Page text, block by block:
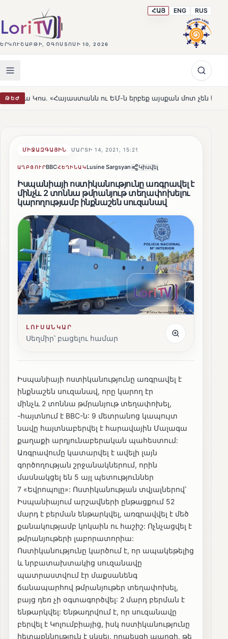
ԵՐԿՈՒՇԱԲԹԻ, ՕԳՈՍՏՈՍԻ 10, 2026
ՀԱՅ ENG RUS
ԹԵԺ ու ԵՄ-ն երբեք այսքան մոտ չեն եղել» HOT
ՄԻՋԱԶԳԱՅԻՆ ՄԱՐՏԻ 14, 2021, 15:21
ԱՂԲՅՈՒՐBBCՀԵՂԻՆԱԿLusine Sargsyan Կիսվել
Իսպանիայի ոստիկանությունը առգրավել է
մինչև 2 տոննա թմրանյութ տեղափոխելու
կարողությամբ ինքնաշեն սուզանավ
ԼՈՒՍԱՆԿԱՐ
Սեղմիր՝ բացելու համար
Իսպանիայի ոստիկանությունը առգրավել է
ինքնաշեն սուզանավ, որը կարող էր
մինչև 2 տոննա թմրանյութ տեղափոխել,
-հայտնում է BBC-ն: 9 մետրանոց կապույտ
նավը հայտնաբերվել է հարավային Մալագա
քաղաքի արդյունաբերական պահեստում:
Առգրավումը կատարվել է ավելի լայն
գործողության շրջանակներում, որին
մասնակցել են 5 այլ պետություններ
7 «Եվրոպոլը»: Ոստիկանության տվյալներով՝
Իսպանիայում արշավների ընթացքում 52
մարդ է բերման ենթարկվել, առգրավվել է մեծ
քանակությամբ կոկաին ու հաշիշ: Ոչնչացվել է
թմրանյութերի լաբորատորիա:
Ոստիկանությունը կարծում է, որ ապակեթելից
և նրբատախտակից սուզանավը
պատրաստվում էր մաքսանենգ
ճանապարհով թմրանյութեր տեղափոխել,
բայց դեռ չի օգտագործվել: 2 մարդ բերման է
ենթարկվել: Ենթադրվում է, որ սուզանավը
բերվել է Կոլումբիայից, իսկ ոստիկանությունը
հետաքննություն է սկսել, որպեսզի պարզի, թե